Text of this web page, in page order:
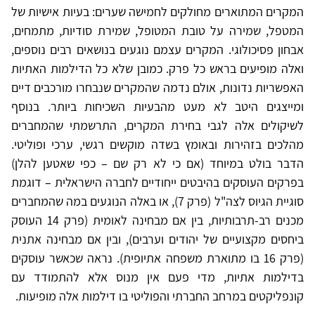
המקרים המתוארים מחולקים לחמישה שערים: בעיות אישיות של
המטפל, שמירה על טובת המטופל, שמירת סודיות, מתמחים,
אבחון פסיכולוגי. המקרים עצמם נוגעים בנושאים רבים נוספים,
ואלה מופיעים בראש כל פרק. כמובן שלא כל הדילמות האתיות
האפשריות נדונות, אולם נדמה שהמקרים שנבחרו מורכבים דיים
ומייצגים היטב לא מעט מהבעיות השכיחות ביותר. בנוסף
לשיקולים אלה לגבי בחירת המקרים, התרשמתי שהמחברים
מהלכים בזהירות ובאומץ בשדה מוקשים רגשי, ערכי ופוליטי.
הדבר בולט במיוחד (אם כי לא רק שם – כפי שאטען להלן)
בפרקים העוסקים בהיבטים ייחודיים לחברה הישראלית – דוגמת
סוגיית הגיוס לצה"ל (פרק 7), או באלה הנוגעים במה שהמחברים
מכנים רב-תרבותיות, בין אם מבחינה לאומית (פרק 14 העוסק
ביחסים מקצועיים של יהודים וערבים), ובין אם מבחינה אתנית
(פרק 16 בו מתוארת משפחה אתיופית). נראה שכאשר עוסקים
בדילמות אתיות, מדי פעם אין מנוס אלא להתמודד עם
קונפליקטים במרחב החברתי והפוליטי בו דילמות אלה מופיעות.